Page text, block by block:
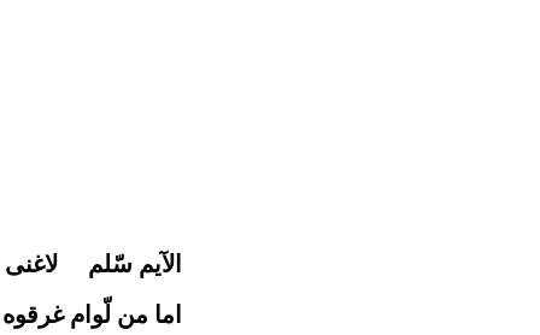
الآيم سّلم
اما من لّوام